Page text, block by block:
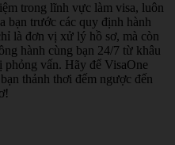
trong lĩnh vực làm visa, luôn
bạn trước các quy định hành
là đơn vị xử lý hồ sơ, mà còn
hành cùng bạn 24/7 từ khâu
phỏng vấn. Hãy để VisaOne
thảnh thơi đếm ngược đến